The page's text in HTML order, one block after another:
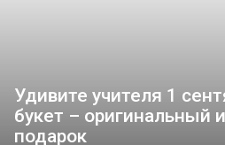
Удивите учителя 1
букет – оригинальный
подарок